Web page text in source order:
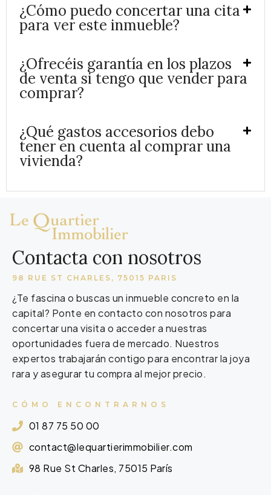
¿Cómo puedo concertar una cita
para ver este inmueble?
¿Ofrecéis garantía en los plazos
de venta si tengo que vender para
comprar?
¿Qué gastos accesorios debo
tener en cuenta al comprar una
vivienda?
Contacta con nosotros
98 RUE ST CHARLES, 75015 PARIS
¿Te fascina o buscas un inmueble concreto en la
capital? Ponte en contacto con nosotros para
concertar una visita o acceder a nuestras
oportunidades fuera de mercado. Nuestros
expertos trabajarán contigo para encontrar la joya
rara y asegurar tu compra al mejor precio.
CÓMO ENCONTRARNOS
01 87 75 50 00
contact@lequartierimmobilier.com
98 Rue St Charles, 75015 París